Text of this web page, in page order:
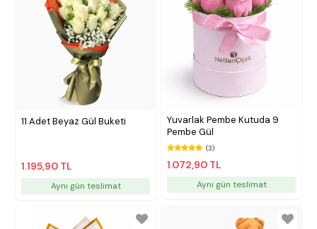
11 Adet Beyaz Gül Buketi
1.195,90 TL
Aynı gün teslimat
Yuvarlak Pembe Kutuda 9
Pembe Gül
(3)
1.072,90 TL
Aynı gün teslimat